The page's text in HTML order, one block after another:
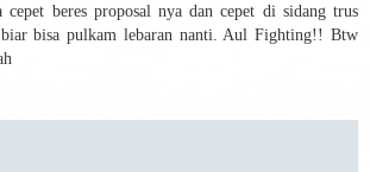
cepet beres proposal nya dan cepet di sidang trus
biar bisa pulkam lebaran nanti. Aul Fighting!! Btw